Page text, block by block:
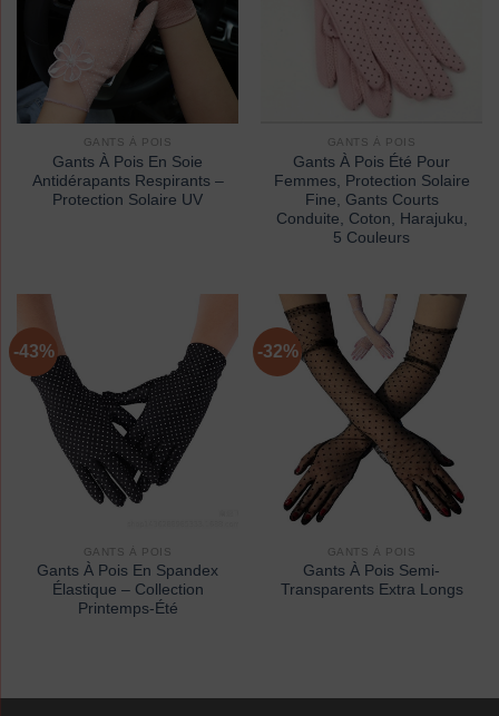
GANTS À POIS
Gants À Pois En Soie
Antidérapants Respirants –
Protection Solaire UV
GANTS À POIS
Gants À Pois Été Pour
Femmes, Protection Solaire
Fine, Gants Courts
Conduite, Coton, Harajuku,
5 Couleurs
-43%
GANTS À POIS
Gants À Pois En Spandex
Élastique – Collection
Printemps-Été
-32%
GANTS À POIS
Gants À Pois Semi-
Transparents Extra Longs